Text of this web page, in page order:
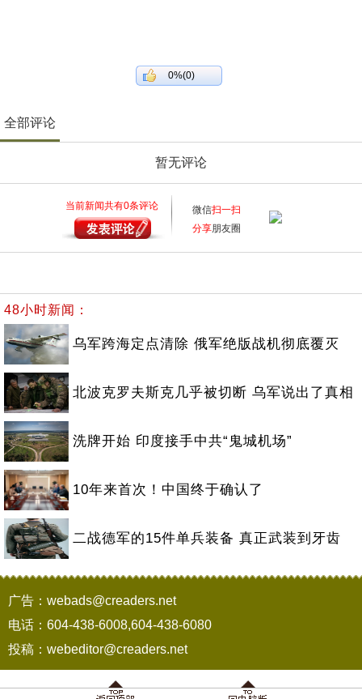
0%(0)
全部评论
暂无评论
当前新闻共有0条评论 微信扫一扫
分享朋友圈
48小时新闻：
乌军跨海定点清除 俄军绝版战机彻底覆灭
北波克罗夫斯克几乎被切断 乌军说出了真相
洗牌开始 印度接手中共“鬼城机场”
10年来首次！中国终于确认了
二战德军的15件单兵装备 真正武装到牙齿
广告：webads@creaders.net
电话：604-438-6008,604-438-6080
投稿：webeditor@creaders.net